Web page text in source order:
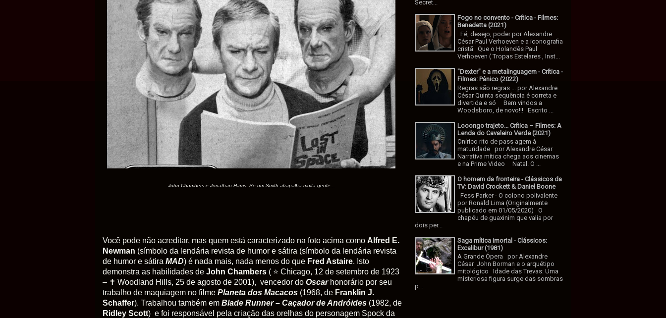
John Chambers e Jonathan Harris. Se um Smith atrapalha muita gente...
Você pode não acreditar, mas quem está caracterizado na foto acima como Alfred E.
Newman (símbolo da lendária revista de humor e sátira (símbolo da lendária revista
de humor e sátira MAD) é nada mais, nada menos do que Fred Astaire. Isto
demonstra as habilidades de John Chambers ( ⭐ Chicago, 12 de setembro de 1923
– ✝ Woodland Hills, 25 de agosto de 2001), vencedor do Oscar honorário por seu
trabalho de maquiagem no filme Planeta dos Macacos (1968, de Franklin J.
Schaffer). Trabalhou também em Blade Runner – Caçador de Andróides (1982, de
Ridley Scott) e foi responsável pela criação das orelhas do personagem Spock da
Secret...
Fogo no convento - Crítica - Filmes:
Benedetta (2021)
Fé, desejo, poder por Alexandre
César Paul Verhoeven e a iconografia
cristã Que o Holandês Paul
Verhoeven ( Tropas Estelares , Inst...
"Dexter" e a metalinguagem - Crítica -
Filmes: Pânico (2022)
Regras são regras ... por Alexandre
César Quinta sequência é correta e
divertida e só Bem vindos a
Woodsboro, de novo!!! Escrito ...
Looongo trajeto... Crítica – Filmes: A
Lenda do Cavaleiro Verde (2021)
Onírico rito de pass agem à
maturidade por Alexandre César
Narrativa mítica chega aos cinemas
e na Prime Video Natal. O ...
O homem da fronteira - Clássicos da
TV: David Crockett & Daniel Boone
Fess Parker - O colono polivalente
por Ronald Lima (Originalmente
publicado em 01/05/2020) O
chapéu de guaxinim que valia por
dois per...
Saga mítica imortal - Clássicos:
Excalibur (1981)
A Grande Ópera por Alexandre
César John Borman e o arquétipo
mitológico Idade das Trevas: Uma
misteriosa figura surge das sombras
p...